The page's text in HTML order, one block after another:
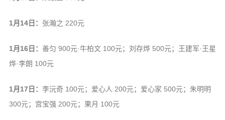
1月14日： 张瀚之 220元
1月16日： 善匀 900元·牛柏文 100元；刘存烨 500元；王建军·王星
烨·李朗 100元
1月17日： 李沅奇 100元；爱心人 200元；爱心家 500元；朱明明
300元；宫宝强 200元；果月 100元